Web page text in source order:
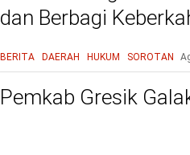
dan Berbagi
BERITA DAERAH HUKUM SOROTAN
Pemkab Gresik